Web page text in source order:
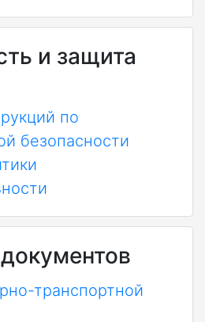
и защита
по
безопасности
транспортной